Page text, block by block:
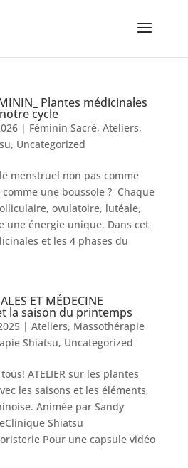
Plantes médicinales
cycle
| Féminin Sacré, Ateliers,
, Uncategorized
menstruel non pas comme
une boussole ? Chaque
ovulatoire, lutéale,
une énergie unique. Dans cet
et les 4 phases du
ET MÉDECINE
la saison du printemps
| Ateliers, Massothérapie
Shiatsu, Uncategorized
ATELIER sur les plantes
les saisons et les éléments,
Animée par Sandy
Shiatsu
Pour une capsule vidéo